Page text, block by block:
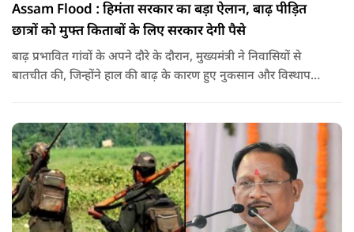
Assam Flood : हिमंता सरकार का बड़ा ऐलान, बाढ़ पीड़ित
छात्रों को मुफ्त किताबों के लिए सरकार देगी पैसे
बाढ़ प्रभावित गांवों के अपने दौरे के दौरान, मुख्यमंत्री ने निवासियों से
बातचीत की, जिन्होंने हाल की बाढ़ के कारण हुए नुकसान और विस्थापन